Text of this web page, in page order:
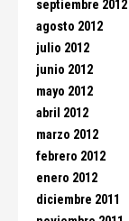
septiembre 2012
agosto 2012
julio 2012
junio 2012
mayo 2012
abril 2012
marzo 2012
febrero 2012
enero 2012
diciembre 2011